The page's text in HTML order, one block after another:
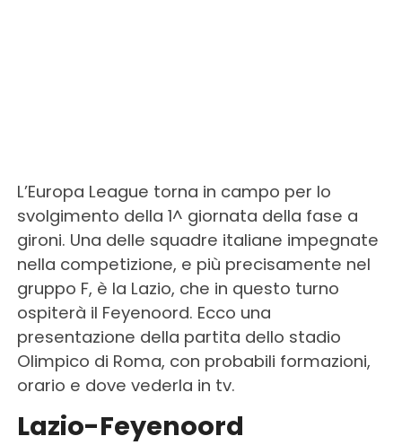
L’Europa League torna in campo per lo
svolgimento della 1^ giornata della fase a
gironi. Una delle squadre italiane impegnate
nella competizione, e più precisamente nel
gruppo F, è la Lazio, che in questo turno
ospiterà il Feyenoord. Ecco una
presentazione della partita dello stadio
Olimpico di Roma, con probabili formazioni,
orario e dove vederla in tv.
Lazio-Feyenoord